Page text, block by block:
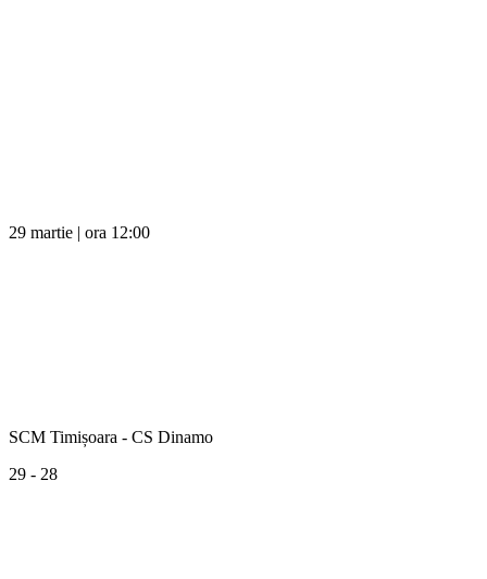
29 martie | ora 12:00
SCM Timișoara - CS Dinamo
29 - 28